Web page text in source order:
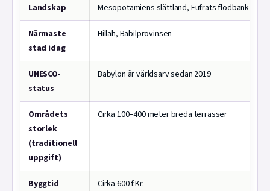
Landskap Mesopotamiens slättland, Eufrats flodbank
Närmaste
stad idag
Hillah, Babilprovinsen
UNESCO-
status
Babylon är världsarv sedan 2019
Områdets
storlek
(traditionell
uppgift)
Cirka 100–400 meter breda terrasser
Byggtid
Cirka 600 f.Kr.